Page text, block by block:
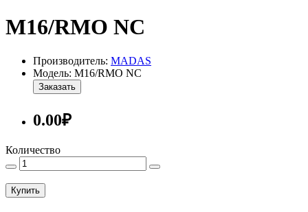
M16/RMO NС
Производитель: MADAS
Модель: M16/RMO NС
Заказать
0.00₽
Количество
Купить